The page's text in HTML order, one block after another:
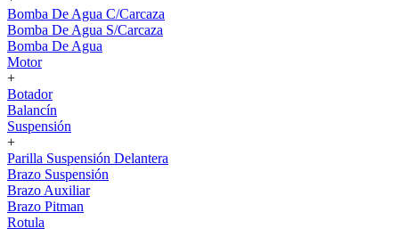
Bomba De Agua C/Carcaza
Bomba De Agua S/Carcaza
Bomba De Agua
Motor
+
Botador
Balancín
Suspensión
+
Parilla Suspensión Delantera
Brazo Suspensión
Brazo Auxiliar
Brazo Pitman
Rotula